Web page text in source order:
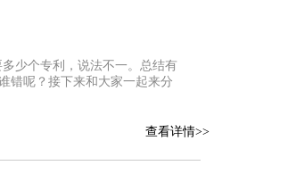
少个专利，说法不一。总结有
错呢？接下来和大家一起来分
查看详情>>